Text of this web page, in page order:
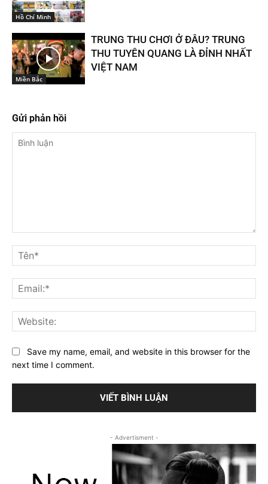
Hồ Chí Minh
Miền Bắc
TRUNG THU CHƠI Ở ĐÂU? TRUNG
THU TUYÊN QUANG LÀ ĐỈNH NHẤT
VIỆT NAM
Gửi phản hồi
luận
Save my name, email, and website in this browser for the
next time I comment.
- Advertisment -